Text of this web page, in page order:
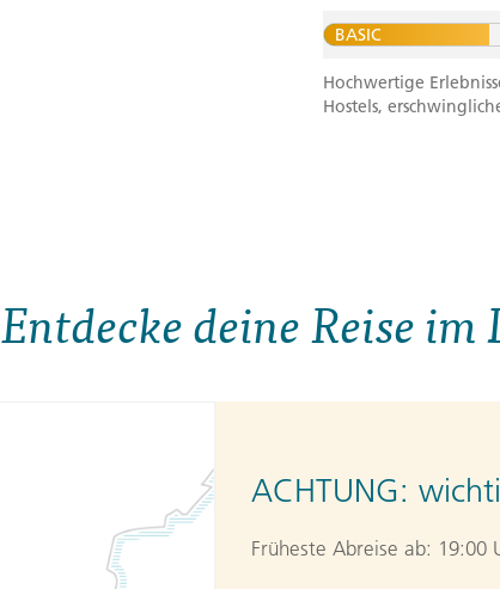
BASIC
Hochwertige
Hostels,
Entdecke deine Reise im
ACHTUNG:
Früheste Abreise ab: 19:00